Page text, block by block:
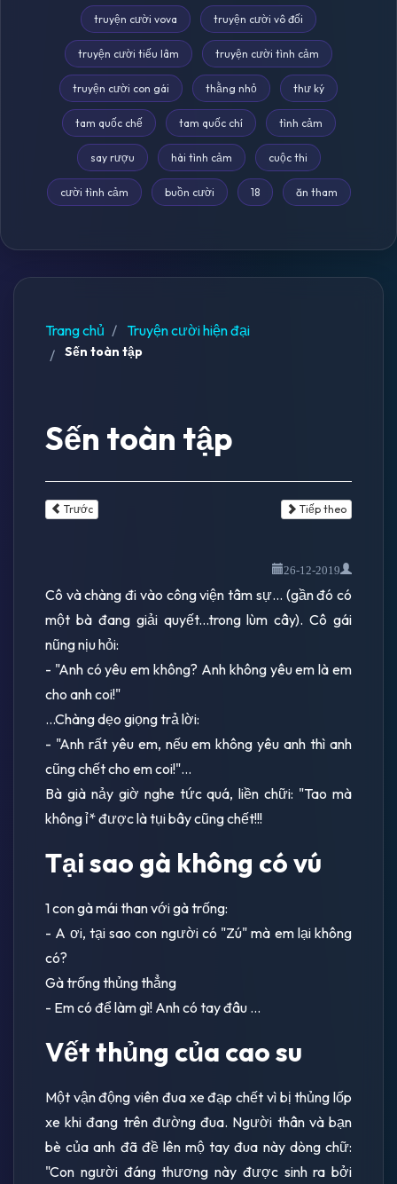
truyện cười vova truyện cười vô đối
truyện cười tiếu lâm truyện cười tình cảm
truyện cười con gái thằng nhỏ thư ký
tam quốc chế tam quốc chí tình cảm
say rượu hài tình cảm cuộc thi
cười tình cảm buồn cười 18 ăn tham
Trang chủ Truyện cười hiện đại
Sến toàn tập
Sến toàn tập
Trước Tiếp theo
26-12-2019
Cô và chàng đi vào công viện tâm sự... (gần đó có
một bà đang giải quyết...trong lùm cây). Cô gái
nũng nịu hỏi:
- "Anh có yêu em không? Anh không yêu em là em
cho anh coi!"
...Chàng dẹo giọng trả lời:
- "Anh rất yêu em, nếu em không yêu anh thì anh
cũng chết cho em coi!"...
Bà già nảy giờ nghe tức quá, liền chữi: "Tao mà
không ỉ* được là tụi bây cũng chết!!!
Tại sao gà không có vú
1 con gà mái than với gà trống:
- A ơi, tại sao con người có "Zú" mà em lại không
có?
Gà trống thủng thẳng
- Em có để làm gì! Anh có tay đâu ...
Vết thủng của cao su
Một vận động viên đua xe đạp chết vì bị thủng lốp
xe khi đang trên đường đua. Người thân và bạn
bè của anh đã đề lên mộ tay đua này dòng chữ:
"Con người đáng thương này được sinh ra bởi